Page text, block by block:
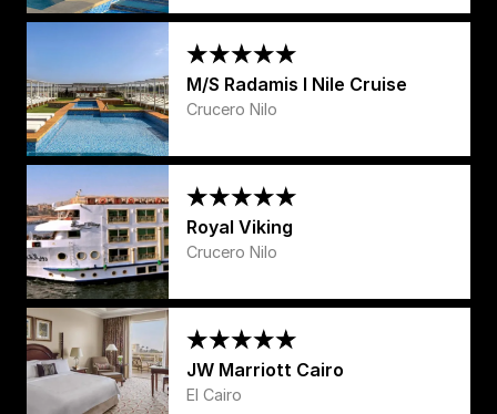
M/S Radamis I Nile Cruise
Crucero Nilo
Royal Viking
Crucero Nilo
JW Marriott Cairo
El Cairo